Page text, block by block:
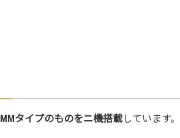
MMタイプのものをニ機搭載しています。